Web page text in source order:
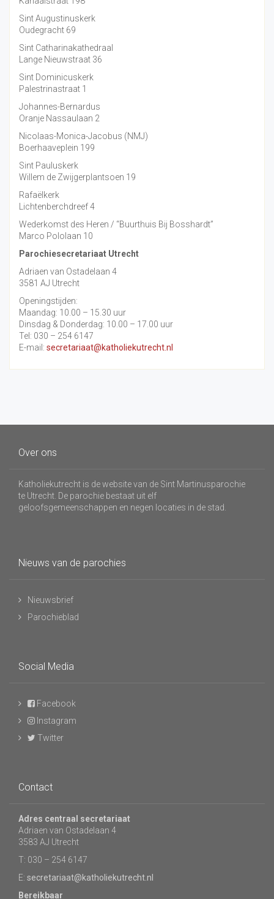
Sint Augustinuskerk
Oudegracht 69
Sint Catharinakathedraal
Lange Nieuwstraat 36
Sint Dominicuskerk
Palestrinastraat 1
Johannes-Bernardus
Oranje Nassaulaan 2
Nicolaas-Monica-Jacobus (NMJ)
Boerhaaveplein 199
Sint Pauluskerk
Willem de Zwijgerplantsoen 19
Rafaëlkerk
Lichtenberchdreef 4
Wederkomst des Heren / “Buurthuis Bij Bosshardt”
Marco Pololaan 10
Parochiesecretariaat Utrecht
Adriaen van Ostadelaan 4
3581 AJ Utrecht
Openingstijden:
Maandag: 10.00 – 15.30 uur
Dinsdag & Donderdag: 10.00 – 17.00 uur
Tel: 030 – 254 6147
E-mail: secretariaat@katholiekutrecht.nl
Over ons
Katholiekutrecht is de website van de Sint Martinusparochie
te Utrecht. De parochie bestaat uit elf
geloofsgemeenschappen en negen locaties in de stad.
Nieuws van de parochies
Nieuwsbrief
Parochieblad
Social Media
Facebook
Instagram
Twitter
Contact
Adres centraal secretariaat
Adriaen van Ostadelaan 4
3583 AJ Utrecht
T: 030 – 254 6147
E: secretariaat@katholiekutrecht.nl
Bereikbaar